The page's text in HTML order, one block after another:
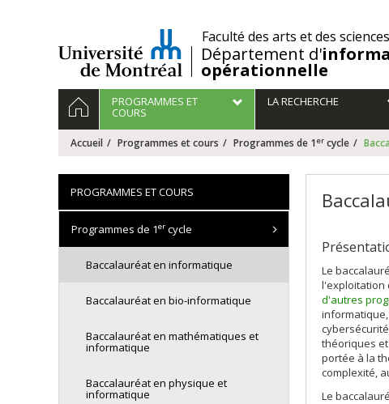
/Faculté des arts et des sciences
Département d'
opérationnelle
Navigation
principale
ACCUEILPROGRAMMES ET
COURS
LA RECHERCHE
Accueil Programmes et cours Programmes de 1er cycle
Le
l'exploitation
d'autres
théoriques
portée à la
complexité,
Le
PROGRAMMES ET COURS
Programmes de 1er cycle
Baccalauréat en informatique
Baccalauréat en bio-informatique
Baccalauréat en mathématiques et
informatique
Baccalauréat en physique et
informatique